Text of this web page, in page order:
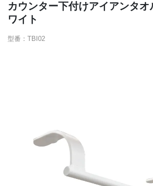
カウンター下付けアイアンタ
ワイト
型番：TBI02